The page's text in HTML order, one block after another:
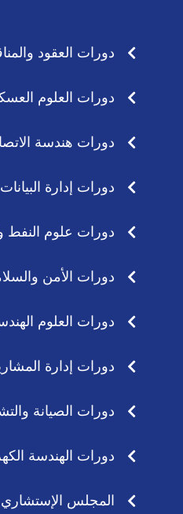
a
دورات العقود
دورات العلوم
دورات هندسة
دورات إدارة
دورات علوم النفط
دورات الأمن
دورات العلوم
دورات إدارة
دورات الصيانة
دورات الهندسة
المجلس الإستشاري